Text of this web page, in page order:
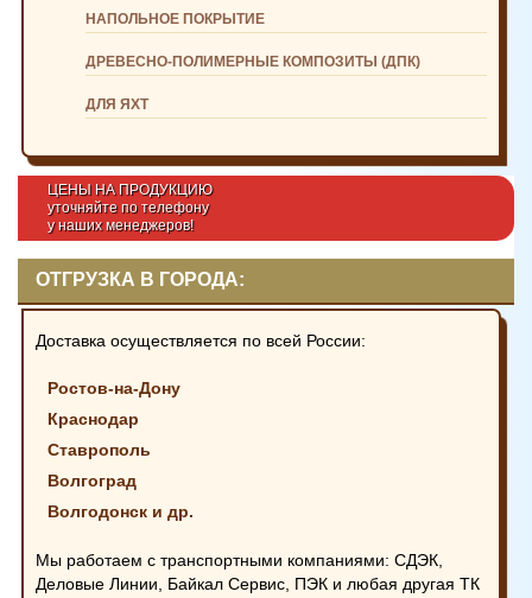
НАПОЛЬНОЕ ПОКРЫТИЕ
ДРЕВЕСНО-ПОЛИМЕРНЫЕ КОМПОЗИТЫ (ДПК)
ДЛЯ ЯХТ
ЦЕНЫ НА ПРОДУКЦИЮ
уточняйте по телефону
у наших менеджеров!
ОТГРУЗКА В ГОРОДА:
Доставка осуществляется по всей России:
Ростов-на-Дону
Краснодар
Ставрополь
Волгоград
Волгодонск и др.
Мы работаем с транспортными компаниями: СДЭК,
Деловые Линии, Байкал Сервис, ПЭК и любая другая ТК